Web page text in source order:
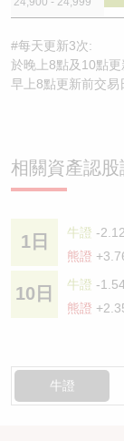
#每天更新3次:
於晚上8點及10點
早上8點更新前交易
相關資產認
1日 牛證 -
熊證
10日 牛證 -
熊證
牛證